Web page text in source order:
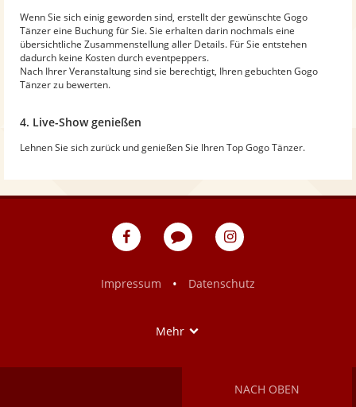
Wenn Sie sich einig geworden sind, erstellt der gewünschte Gogo
Tänzer eine Buchung für Sie. Sie erhalten darin nochmals eine
übersichtliche Zusammenstellung aller Details. Für Sie entstehen
dadurch keine Kosten durch eventpeppers.
Nach Ihrer Veranstaltung sind sie berechtigt, Ihren gebuchten Gogo
Tänzer zu bewerten.
4. Live-Show genießen
Lehnen Sie sich zurück und genießen Sie Ihren Top Gogo Tänzer.
eventpeppers
Blog
eventpeppers
Impressum
• Datenschutz
Mehr
NACH OBEN